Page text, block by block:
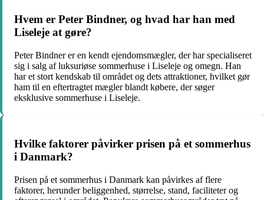
Hvem er Peter Bindner, og hvad har han med
Liseleje at gøre?
Peter Bindner er en kendt ejendomsmægler, der har specialiseret
sig i salg af luksuriøse sommerhuse i Liseleje og omegn. Han
har et stort kendskab til området og dets attraktioner, hvilket gør
ham til en eftertragtet mægler blandt købere, der søger
eksklusive sommerhuse i Liseleje.
Hvilke faktorer påvirker prisen på et sommerhus
i Danmark?
Prisen på et sommerhus i Danmark kan påvirkes af flere
faktorer, herunder beliggenhed, størrelse, stand, faciliteter og